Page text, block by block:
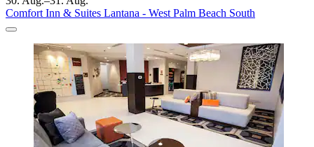
Comfort Inn & Suites Lantana - West Palm Beach South